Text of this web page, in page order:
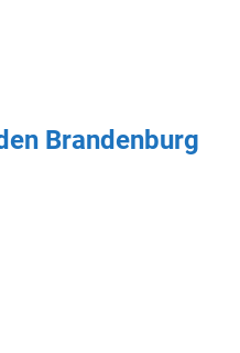
Brandenburg